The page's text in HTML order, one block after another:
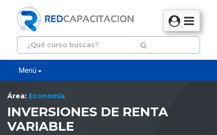
Menú
Área: Economía
INVERSIONES DE RENTA
VARIABLE